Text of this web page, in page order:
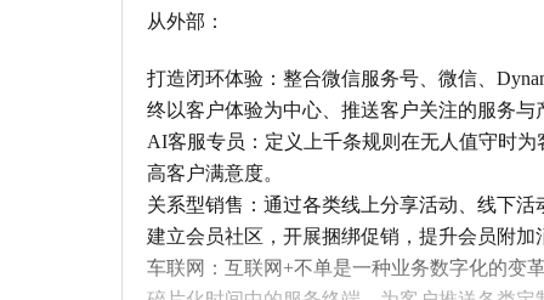
从外部：
打造闭环体验：整合微信服务号、微信、
终以客户体验为中心、推送客户关注的服务
AI客服专员：定义上千条规则在无人值守时
高客户满意度。
关系型销售：通过各类线上分享活动、线下活
建立会员社区，开展捆绑促销，提升会员附
车联网：互联网+不单是一种业务数字化的变